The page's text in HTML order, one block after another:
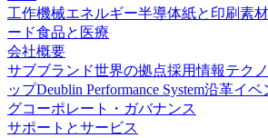
工作機械エネルギー半導体紙と印刷素
ード食品と医療
会社概要
サブブランド世界の拠点採用情報テク
ップDeublin Performance System沿革イベ
グコーポレート・ガバナンス
サポートとサービス